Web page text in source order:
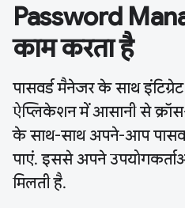
Password
काम करता है
पासवर्ड मैनेजर के साथ
ऐप्लिकेशन में आसानी से
के साथ-साथ अपने-आप
पाएं. इससे अपने
मिलती है.